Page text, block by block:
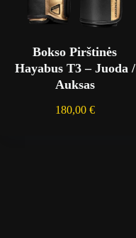
Bokso Pirštinės
Hayabus T3 – Juoda /
Auksas
180,00 €